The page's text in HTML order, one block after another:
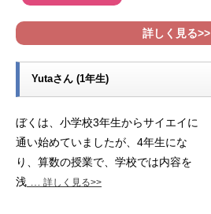
詳しく見る>>
Yutaさん (1年生)
ぼくは、小学校3年生からサイエイに
通い始めていましたが、4年生にな
り、算数の授業で、学校では内容を
浅 … 詳しく見る>>